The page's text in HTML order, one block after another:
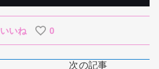
いいね 0
次の記事